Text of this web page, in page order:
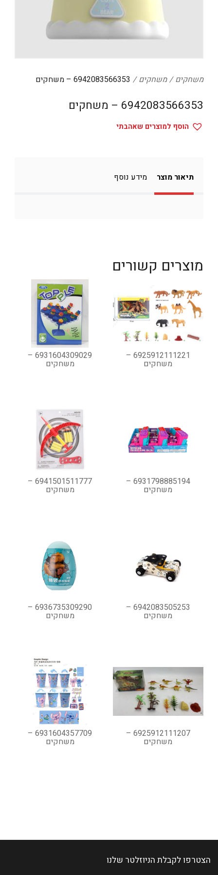
הום אקססוריז
טקסטיל לבית
מטבח
מסיבות וימי הולדת
ספורט
קוסמטיקה
משחקים משחקים 6942083566353 – משחקים
6942083566353 – משחקים
הוסף למוצרים שאהבתי
תיאור מוצר מידע נוסף
מוצרים קשורים
6925912111221 –
משחקים
6931604309029 –
משחקים
6931798885194 –
משחקים
6941501511777 –
משחקים
6942083505253 –
משחקים
6936735309290 –
משחקים
6925912111207 –
משחקים
6931604357709 –
משחקים
הצטרפו לקבלת הניוזלטר שלנו